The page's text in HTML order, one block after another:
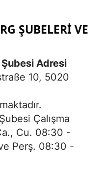
ŞUBELERI VE
Adresi
10, 5020
Çalışma
Cu. 08:30 -
Perş. 08:30 -